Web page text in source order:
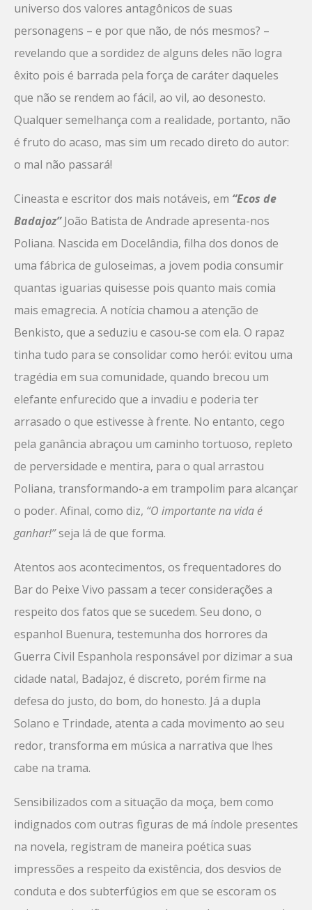
universo dos valores antagônicos de suas
personagens – e por que não, de nós mesmos? –
revelando que a sordidez de alguns deles não logra
êxito pois é barrada pela força de caráter daqueles
que não se rendem ao fácil, ao vil, ao desonesto.
Qualquer semelhança com a realidade, portanto, não
é fruto do acaso, mas sim um recado direto do autor:
o mal não passará!
Cineasta e escritor dos mais notáveis, em “Ecos de
Badajoz”João Batista de Andrade apresenta-nos
Poliana. Nascida em Docelândia, filha dos donos de
uma fábrica de guloseimas, a jovem podia consumir
quantas iguarias quisesse pois quanto mais comia
mais emagrecia. A notícia chamou a atenção de
Benkisto, que a seduziu e casou-se com ela. O rapaz
tinha tudo para se consolidar como herói: evitou uma
tragédia em sua comunidade, quando brecou um
elefante enfurecido que a invadiu e poderia ter
arrasado o que estivesse à frente. No entanto, cego
pela ganância abraçou um caminho tortuoso, repleto
de perversidade e mentira, para o qual arrastou
Poliana, transformando-a em trampolim para alcançar
o poder. Afinal, como diz, “O importante na vida é
ganhar!”seja lá de que forma.
Atentos aos acontecimentos, os frequentadores do
Bar do Peixe Vivo passam a tecer considerações a
respeito dos fatos que se sucedem. Seu dono, o
espanhol Buenura, testemunha dos horrores da
Guerra Civil Espanhola responsável por dizimar a sua
cidade natal, Badajoz, é discreto, porém firme na
defesa do justo, do bom, do honesto. Já a dupla
Solano e Trindade, atenta a cada movimento ao seu
redor, transforma em música a narrativa que lhes
cabe na trama.
Sensibilizados com a situação da moça, bem como
indignados com outras figuras de má índole presentes
na novela, registram de maneira poética suas
impressões a respeito da existência, dos desvios de
conduta e dos subterfúgios em que se escoram os